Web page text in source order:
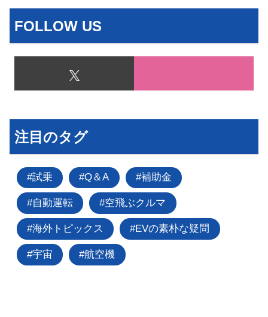
FOLLOW US
注目のタグ
試乗 Q＆A 補助金
自動運転 空飛ぶクルマ
海外トピックス EVの素朴な疑問
宇宙 航空機